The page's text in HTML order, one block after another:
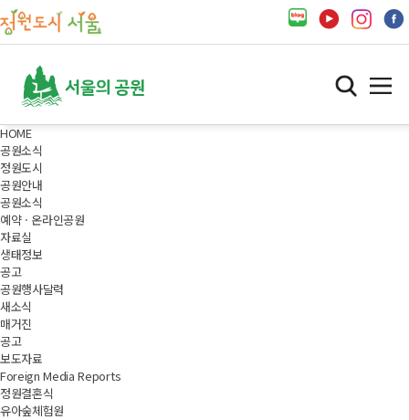
HOME
공원소식
정원도시
공원안내
공원소식
예약 · 온라인공원
자료실
생태정보
공고
공원행사달력
새소식
매거진
공고
보도자료
Foreign Media Reports
정원결혼식
유아숲체험원